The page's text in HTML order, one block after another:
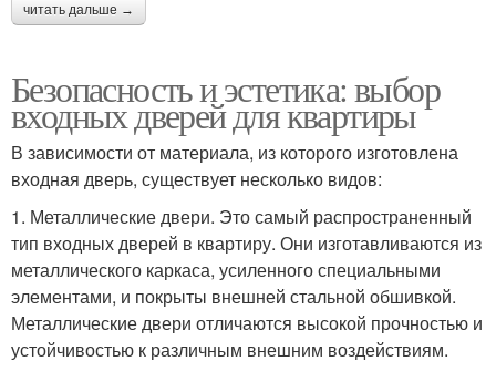
читать дальше →
Безопасность и эстетика: выбор
входных дверей для квартиры
В зависимости от материала, из которого изготовлена
входная дверь, существует несколько видов:
1. Металлические двери. Это самый распространенный
тип входных дверей в квартиру. Они изготавливаются из
металлического каркаса, усиленного специальными
элементами, и покрыты внешней стальной обшивкой.
Металлические двери отличаются высокой прочностью и
устойчивостью к различным внешним воздействиям.